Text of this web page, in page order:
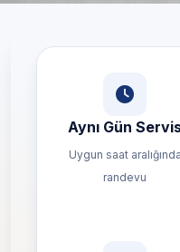
Aynı Gün
Uygun saat aralığında
randevu